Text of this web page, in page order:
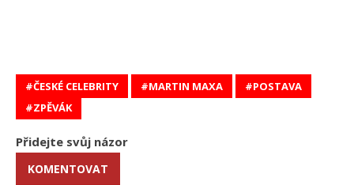
ČESKÉ CELEBRITY MARTIN MAXA
POSTAVA
ZPĚVÁK
Přidejte svůj názor
KOMENTOVAT